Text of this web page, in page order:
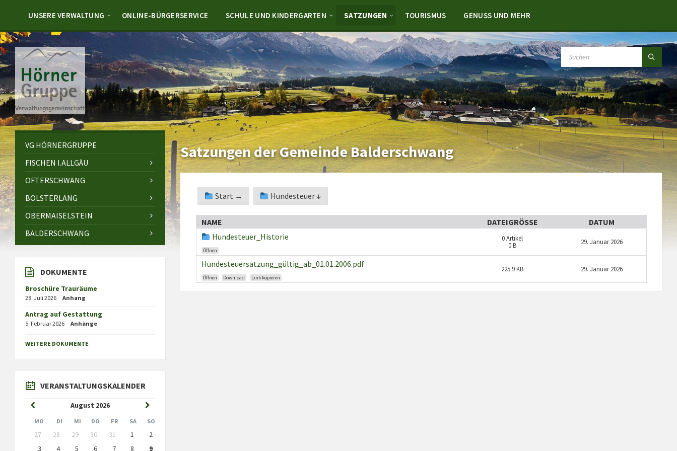
sidebar
UNSERE VERWALTUNG ONLINE-BÜRGERSERVICE SCHULE UND KINDERGARTEN SATZUNGEN TOURISMUS GENUSS UND MEHR
SEARCH:
Satzungen der Gemeinde Balderschwang
Start → Hundesteuer ↓
NAME DATEIGRÖSSE
DATUM
Hundesteuer_Historie
Öffnen
0Artikel
0 B
29. Januar 2026
Hundesteuersatzung_gültig_ab_01.01.2006.pdf
Öffnen Download Link kopieren
225.9 KB 29. Januar 2026
VG HÖRNERGRUPPE
FISCHEN I.ALLGÄU
OFTERSCHWANG
BOLSTERLANG
OBERMAISELSTEIN
BALDERSCHWANG
DOKUMENTE
Broschüre Trauräume
28. Juli 2026 Anhang
Antrag auf Gestattung
5. Februar 2026 Anhänge
WEITERE DOKUMENTE
VERANSTALTUNGSKALENDER
August 2026
Previous
Month
Month
MO DI MI DO FR SA SO
Skip
calendar
days
27 28 29 30 31 1
2
3
4 5 6 7 8
9